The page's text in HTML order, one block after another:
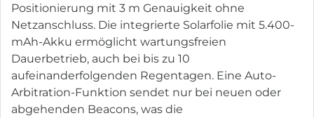
Positionierung mit 3 m Genauigkeit ohne
Netzanschluss. Die integrierte Solarfolie mit 5.400-
mAh-Akku ermöglicht wartungsfreien
Dauerbetrieb, auch bei bis zu 10
aufeinanderfolgenden Regentagen. Eine Auto-
Arbitration-Funktion sendet nur bei neuen oder
abgehenden Beacons, was die